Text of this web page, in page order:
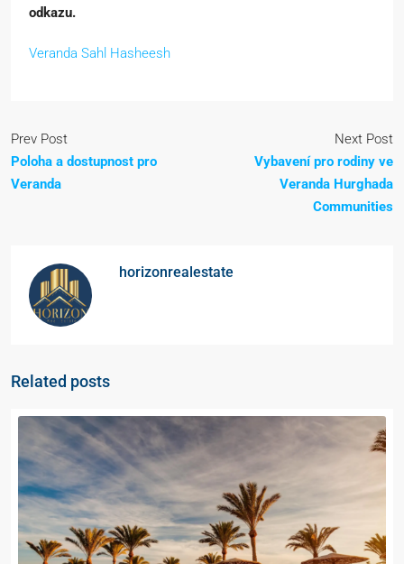
odkazu.
Veranda Sahl Hasheesh
Prev Post
Poloha a dostupnost pro
Veranda
Next Post
Vybavení pro rodiny ve
Veranda Hurghada
Communities
horizonrealestate
Related posts